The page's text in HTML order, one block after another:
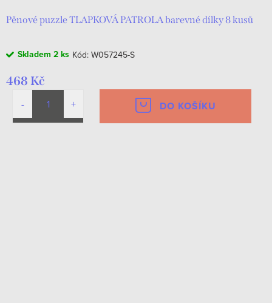
Pěnové puzzle TLAPKOVÁ PATROLA barevné dílky 8 kusů
Skladem 2 ks Kód: W057245-S
468 Kč
DO KOŠÍKU